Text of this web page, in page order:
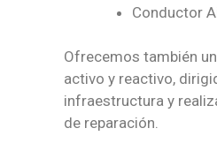
Conductor
Ofrecemos también
activo y reactivo,
infraestructura y
de reparación.